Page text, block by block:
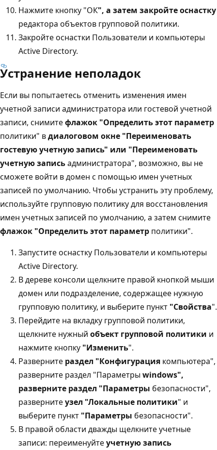
Нажмите кнопку "ОК", а затем закройте оснастку
редактора объектов групповой политики.
Закройте оснастки Пользователи и компьютеры
Active Directory.
Устранение неполадок
Если вы попытаетесь отменить изменения имен
учетной записи администратора или гостевой учетной
записи, снимитефлажок "Определить этот параметр
политики" вдиалоговом окне "Переименовать
гостевую учетную запись" или "Переименовать
учетнуюзаписьадминистратора", возможно, вы не
сможете войти в домен с помощью имен учетных
записей по умолчанию. Чтобы устранить эту проблему,
используйте групповую политику для восстановления
имен учетных записей по умолчанию, а затем снимите
флажок "Определить этот параметр политики".
Запустите оснастку Пользователи и компьютеры
Active Directory.
В дереве консоли щелкните правой кнопкой мыши
домен или подразделение, содержащее нужную
групповую политику, и выберите пункт "Свойства".
Перейдите на вкладку групповой политики,
щелкните нужный объект групповой политики и
нажмите кнопку "Изменить".
Разверните раздел "Конфигурация компьютера",
разверните раздел "Параметры windows",
разверните раздел "Параметры безопасности",
развернитеузел "Локальные политики" и
выберите пункт "Параметры безопасности".
В правой области дважды щелкните учетные
записи: переименуйтеучетную запись